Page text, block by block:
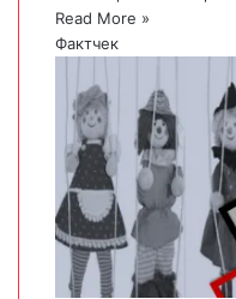
Read More »
Фактчек